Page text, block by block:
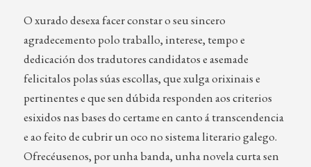
O xurado desexa facer constar o seu sincero
agradecemento polo traballo, interese, tempo e
dedicación dos tradutores candidatos e asemade
felicitalos polas súas escollas, que xulga orixinais e
pertinentes e que sen dúbida responden aos criterios
esixidos nas bases do certame en canto á transcendencia
e ao feito de cubrir un oco no sistema literario galego.
Ofrecéusenos, por unha banda, unha novela curta sen